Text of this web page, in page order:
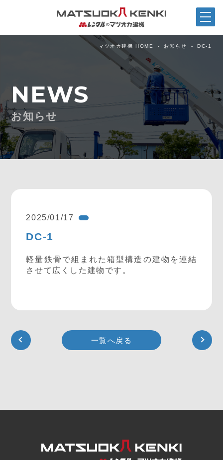
マツオカ建機 HOME お知らせ DC-1
NEWS
お知らせ
2025/01/17
DC-1
軽量鉄骨で組まれた箱型構造の建物を連結
させて広くした建物です。
一覧へ戻る